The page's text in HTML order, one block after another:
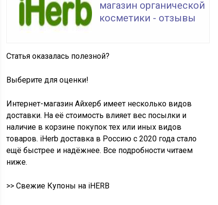
магазин органической
косметики - отзывы
Статья оказалась полезной?
Выберите для оценки!
Интернет-магазин Айхерб имеет несколько видов
доставки. На её стоимость влияет вес посылки и
наличие в корзине покупок тех или иных видов
товаров. iHerb доставка в Россию с 2020 года стало
ещё быстрее и надёжнее. Все подробности читаем
ниже.
>> Свежие Купоны на iHERB